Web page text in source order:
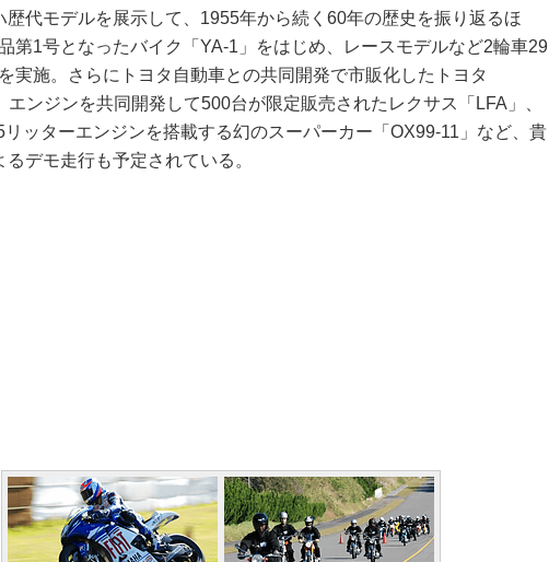
歴代モデルを展示して、1955年から続く60年の歴史を振り返るほ
第1号となったバイク「YA-1」をはじめ、レースモデルなど2輪車29
実施。さらにトヨタ自動車との共同開発で市販化したトヨタ
エンジンを共同開発して500台が限定販売されたレクサス「LFA」、
ッターエンジンを搭載する幻のスーパーカー「OX99-11」など、貴
デモ走行も予定されている。